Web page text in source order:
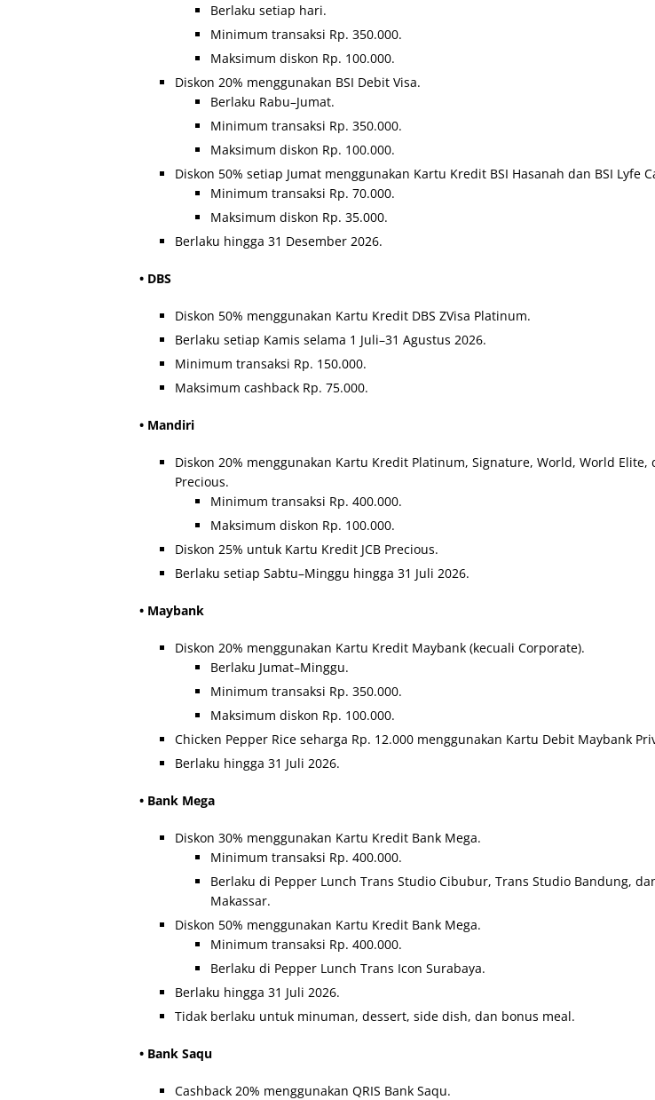
Berlaku setiap hari.
Minimum transaksi Rp. 350.000.
Maksimum diskon Rp. 100.000.
Diskon 20% menggunakan BSI Debit Visa.
Berlaku Rabu–Jumat.
Minimum transaksi Rp. 350.000.
Maksimum diskon Rp. 100.000.
Diskon 50% setiap Jumat menggunakan Kartu Kredit BSI Hasanah dan BSI Lyfe
Minimum transaksi Rp. 70.000.
Maksimum diskon Rp. 35.000.
Berlaku hingga 31 Desember 2026.
• DBS
Diskon 50% menggunakan Kartu Kredit DBS ZVisa Platinum.
Berlaku setiap Kamis selama 1 Juli–31 Agustus 2026.
Minimum transaksi Rp. 150.000.
Maksimum cashback Rp. 75.000.
• Mandiri
Diskon 20% menggunakan Kartu Kredit Platinum, Signature, World, World Elite,
Precious.
Minimum transaksi Rp. 400.000.
Maksimum diskon Rp. 100.000.
Diskon 25% untuk Kartu Kredit JCB Precious.
Berlaku setiap Sabtu–Minggu hingga 31 Juli 2026.
• Maybank
Diskon 20% menggunakan Kartu Kredit Maybank (kecuali Corporate).
Berlaku Jumat–Minggu.
Minimum transaksi Rp. 350.000.
Maksimum diskon Rp. 100.000.
Chicken Pepper Rice seharga Rp. 12.000 menggunakan Kartu Debit Maybank
Berlaku hingga 31 Juli 2026.
• Bank Mega
Diskon 30% menggunakan Kartu Kredit Bank Mega.
Minimum transaksi Rp. 400.000.
Berlaku di Pepper Lunch Trans Studio Cibubur, Trans Studio Bandung,
Makassar.
Diskon 50% menggunakan Kartu Kredit Bank Mega.
Minimum transaksi Rp. 400.000.
Berlaku di Pepper Lunch Trans Icon Surabaya.
Berlaku hingga 31 Juli 2026.
Tidak berlaku untuk minuman, dessert, side dish, dan bonus meal.
• Bank Saqu
Cashback 20% menggunakan QRIS Bank Saqu.